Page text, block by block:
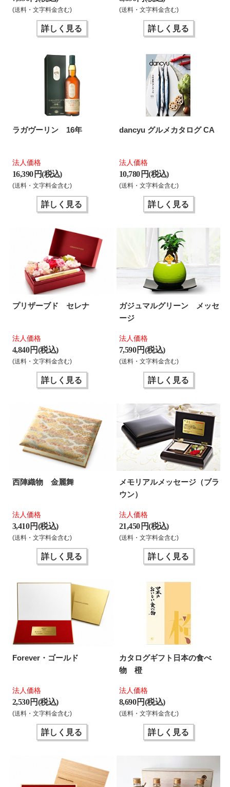
(送料・文字料金含む)
詳しく見る
(送料・文字料金含む)
詳しく見る
ラガヴーリン 16年
法人価格
16,390 円(税込)
(送料・文字料金含む)
詳しく見る
dancyu グルメカタログ CA
法人価格
10,780 円(税込)
(送料・文字料金含む)
詳しく見る
プリザーブド セレナ
法人価格
4,840 円(税込)
(送料・文字料金含む)
詳しく見る
ガジュマルグリーン メッセ
ージ
法人価格
7,590 円(税込)
(送料・文字料金含む)
詳しく見る
西陣織物 金麗舞
法人価格
3,410 円(税込)
(送料・文字料金含む)
詳しく見る
メモリアルメッセージ（ブラ
ウン）
法人価格
21,450 円(税込)
(送料・文字料金含む)
詳しく見る
Forever・ゴールド
法人価格
2,530 円(税込)
(送料・文字料金含む)
詳しく見る
カタログギフト日本の食べ
物 橙
法人価格
8,690 円(税込)
(送料・文字料金含む)
詳しく見る